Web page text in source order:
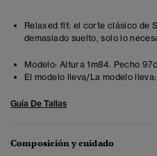
Relaxed fit: el corte clásico de
demasiado suelto, solo lo
Modelo: Altura 1m84. Pecho
El modelo lleva/La modelo lleva:
Guía De Tallas
Composición y cuidado